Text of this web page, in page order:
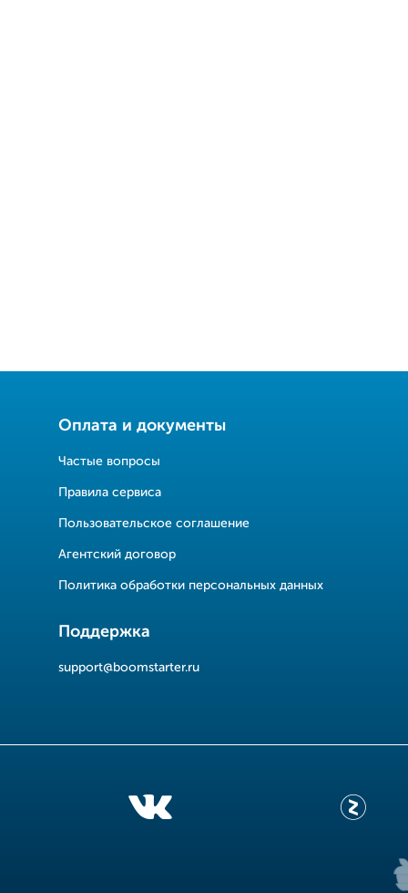
Оплата и документы
Частые вопросы
Правила сервиса
Пользовательское соглашение
Агентский договор
Политика обработки персональных данных
Поддержка
support@boomstarter.ru